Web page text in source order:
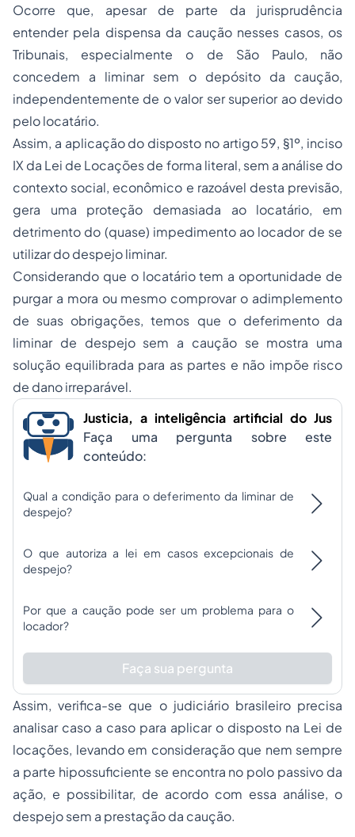
Ocorre que, apesar de parte da jurisprudência
entender pela dispensa da caução nesses casos, os
Tribunais, especialmente o de São Paulo, não
concedem a liminar sem o depósito da caução,
independentemente de o valor ser superior ao devido
pelo locatário.
Assim, a aplicação do disposto no artigo 59, §1º, inciso
IX da Lei de Locações de forma literal, sem a análise do
contexto social, econômico e razoável desta previsão,
gera uma proteção demasiada ao locatário, em
detrimento do (quase) impedimento ao locador de se
utilizar do despejo liminar.
Considerando que o locatário tem a oportunidade de
purgar a mora ou mesmo comprovar o adimplemento
de suas obrigações, temos que o deferimento da
liminar de despejo sem a caução se mostra uma
solução equilibrada para as partes e não impõe risco
de dano irreparável.
Justicia, a inteligência artificial do Jus
Faça uma pergunta sobre este
conteúdo:
Qual a condição para o deferimento da liminar de
despejo?
O que autoriza a lei em casos excepcionais de
despejo?
Por que a caução pode ser um problema para o
locador?
Faça sua pergunta
Assim, verifica-se que o judiciário brasileiro precisa
analisar caso a caso para aplicar o disposto na Lei de
locações, levando em consideração que nem sempre
a parte hipossuficiente se encontra no polo passivo da
ação, e possibilitar, de acordo com essa análise, o
despejo sem a prestação da caução.